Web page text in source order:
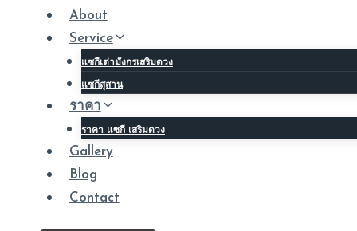
About
Service
แซกีเต่ามังกรเสริมดวง
แซกีสุสาน
ราคา
ราคา แซกี เสริมดวง
Gallery
Blog
Contact